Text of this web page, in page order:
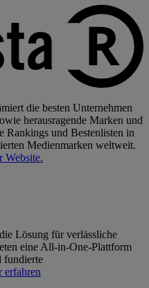
die besten Unternehmen
herausragende Marken und
Rankings und Bestenlisten in
Medienmarken weltweit.
Website.
Lösung für verlässliche
eine All-in-One-Plattform
fundierte
erfahren